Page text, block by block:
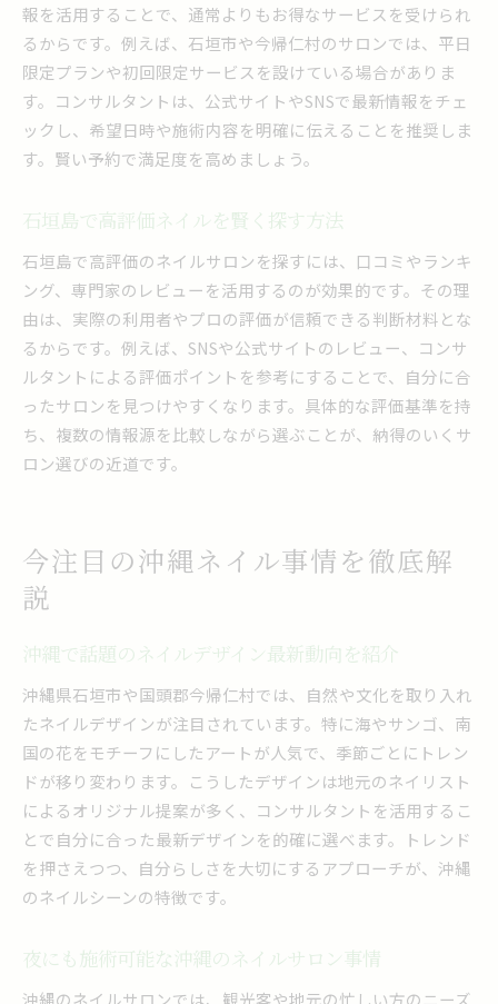
報を活用することで、通常よりもお得なサービスを受けられ
るからです。例えば、石垣市や今帰仁村のサロンでは、平日
限定プランや初回限定サービスを設けている場合がありま
す。コンサルタントは、公式サイトやSNSで最新情報をチェ
ックし、希望日時や施術内容を明確に伝えることを推奨しま
す。賢い予約で満足度を高めましょう。
石垣島で高評価ネイルを賢く探す方法
石垣島で高評価のネイルサロンを探すには、口コミやランキ
ング、専門家のレビューを活用するのが効果的です。その理
由は、実際の利用者やプロの評価が信頼できる判断材料とな
るからです。例えば、SNSや公式サイトのレビュー、コンサ
ルタントによる評価ポイントを参考にすることで、自分に合
ったサロンを見つけやすくなります。具体的な評価基準を持
ち、複数の情報源を比較しながら選ぶことが、納得のいくサ
ロン選びの近道です。
今注目の沖縄ネイル事情を徹底解
説
沖縄で話題のネイルデザイン最新動向を紹介
沖縄県石垣市や国頭郡今帰仁村では、自然や文化を取り入れ
たネイルデザインが注目されています。特に海やサンゴ、南
国の花をモチーフにしたアートが人気で、季節ごとにトレン
ドが移り変わります。こうしたデザインは地元のネイリスト
によるオリジナル提案が多く、コンサルタントを活用するこ
とで自分に合った最新デザインを的確に選べます。トレンド
を押さえつつ、自分らしさを大切にするアプローチが、沖縄
のネイルシーンの特徴です。
夜にも施術可能な沖縄のネイルサロン事情
沖縄のネイルサロンでは、観光客や地元の忙しい方のニーズ